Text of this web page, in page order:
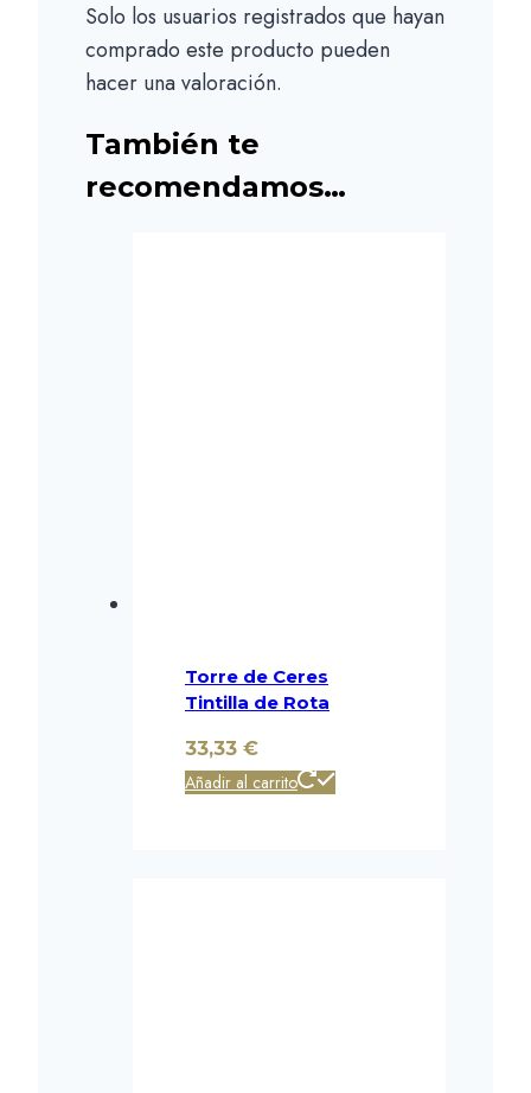
Solo los usuarios registrados que hayan
comprado este producto pueden
hacer una valoración.
También te
recomendamos…
Torre de Ceres
Tintilla de Rota
33,33 €
Añadir al carrito